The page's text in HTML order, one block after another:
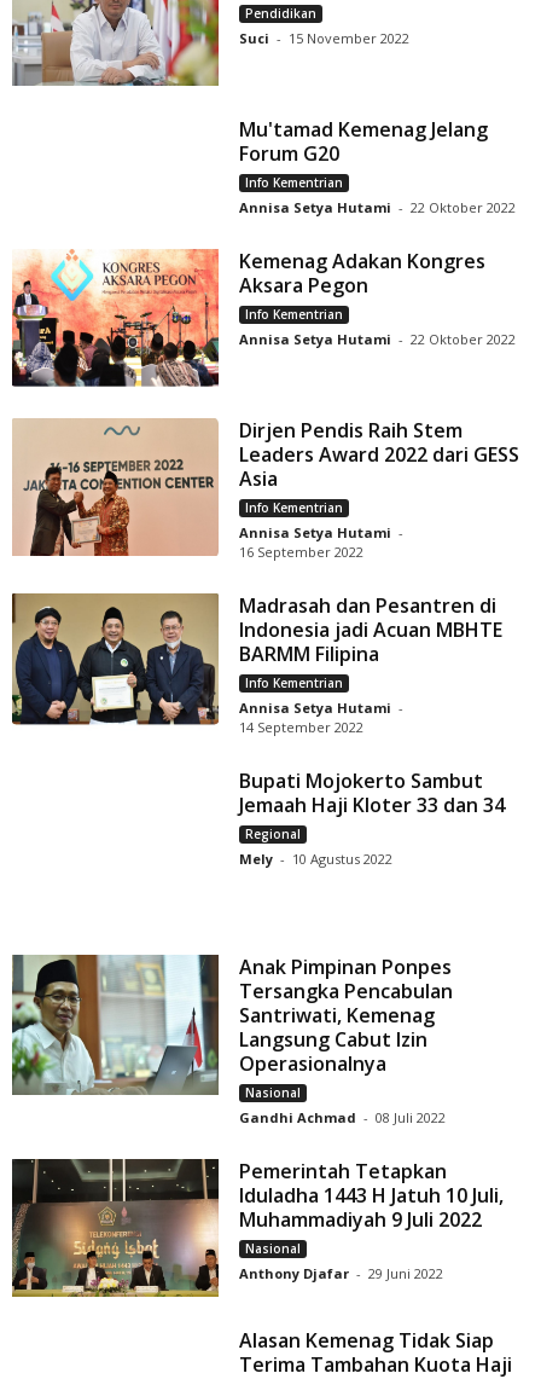
Pendidikan
Suci - 15 November 2022
Mu'tamad Kemenag Jelang
Forum G20
Info Kementrian
Annisa Setya Hutami - 22 Oktober 2022
Kemenag Adakan Kongres
Aksara Pegon
Info Kementrian
Annisa Setya Hutami - 22 Oktober 2022
Dirjen Pendis Raih Stem
Leaders Award 2022 dari GESS
Asia
Info Kementrian
Annisa Setya Hutami -
16 September 2022
Madrasah dan Pesantren di
Indonesia jadi Acuan MBHTE
BARMM Filipina
Info Kementrian
Annisa Setya Hutami -
14 September 2022
Bupati Mojokerto Sambut
Jemaah Haji Kloter 33 dan 34
Regional
Mely - 10 Agustus 2022
Anak Pimpinan Ponpes
Tersangka Pencabulan
Santriwati, Kemenag
Langsung Cabut Izin
Operasionalnya
Nasional
Gandhi Achmad - 08 Juli 2022
Pemerintah Tetapkan
Iduladha 1443 H Jatuh 10 Juli,
Muhammadiyah 9 Juli 2022
Nasional
Anthony Djafar - 29 Juni 2022
Alasan Kemenag Tidak Siap
Terima Tambahan Kuota Haji